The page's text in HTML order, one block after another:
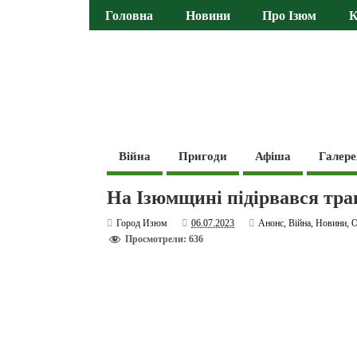
Головна Новини Про Ізюм
Війна Пригоди Афіша
На Ізюмщині підірвався
Город Изюм 06.07.2023 Анонс,Війна,Новини,
Просмотрели: 636